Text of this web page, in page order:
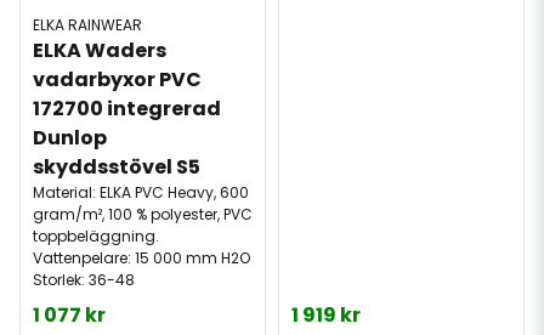
ELKA RAINWEAR
ELKA Waders
vadarbyxor PVC
172700 integrerad
Dunlop
skyddsstövel S5
Material: ELKA PVC Heavy, 600
gram/m², 100 % polyester, PVC
toppbeläggning.
Vattenpelare: 15 000 mm H2O
Storlek: 36-48
1 077 kr 1 919 kr